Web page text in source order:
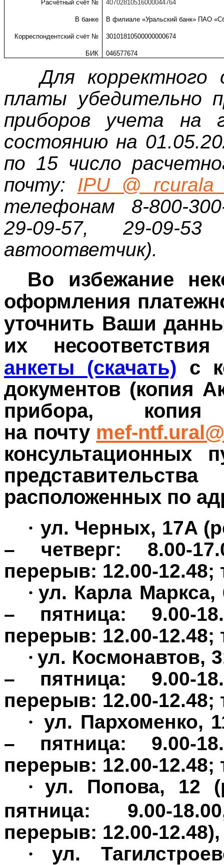
Расчётный счёт №
В банке
Корреспондентский счёт №
БИК
40702810516000044764
В филиале «Уральский банк» ПАО
30101810500000000674
046577674
Для корректного
платы убедительно
приборов учета на
состоянию на
по 15 число
почту: IPU @
телефонам 8-800-
29-09-57, 29-09-
автоответчик).
Во избежание
оформления
уточнить Ваши
их
анкеты (скачать)
с
документов (копия
прибора,
на почту mef-
консультационных
расположенных по
· ул. Черных, 17А
– четверг: 8.00-
перерыв: 12.00-12.48;
· ул. Карла
– пятница: 9.00-
перерыв: 12.00-12.48;
· ул. Космонавтов,
– пятница: 9.00-
перерыв: 12.00-12.48;
· ул. Пархоменко,
– пятница: 9.00-
перерыв: 12.00-12.48;
· ул. Попова, 12
пятница: 9.00-
перерыв: 12.00-12.48),
·
ул.